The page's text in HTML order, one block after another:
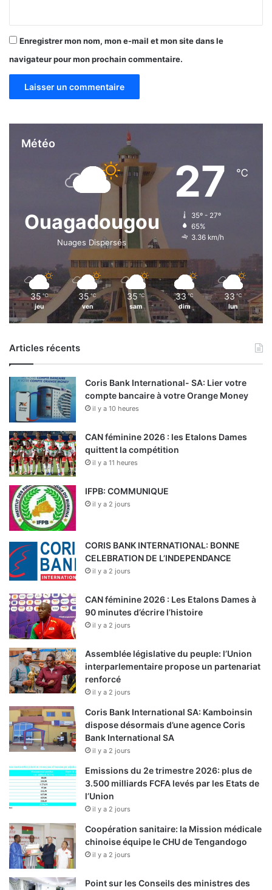
Enregistrer mon nom, mon e-mail et mon site dans le
navigateur pour mon prochain commentaire.
Météo
Ouagadougou
Nuages Dispersés
27 ℃
35º - 27º
65%
3.36 km/h
35 ℃
jeu
35 ℃
ven
35 ℃
sam
33 ℃
dim
33 ℃
lun
Articles récents
Coris Bank International- SA: Lier votre
compte bancaire à votre Orange Money
il y a 10 heures
CAN féminine 2026 : les Etalons Dames
quittent la compétition
il y a 11 heures
IFPB: COMMUNIQUE
il y a 2 jours
CORIS BANK INTERNATIONAL: BONNE
CELEBRATION DE L’INDEPENDANCE
il y a 2 jours
CAN féminine 2026 : Les Etalons Dames à
90 minutes d’écrire l’histoire
il y a 2 jours
Assemblée législative du peuple: l’Union
interparlementaire propose un partenariat
renforcé
il y a 2 jours
Coris Bank International SA: Kamboinsin
dispose désormais d’une agence Coris
Bank International SA
il y a 2 jours
Emissions du 2e trimestre 2026: plus de
3.500 milliards FCFA levés par les Etats de
l’Union
il y a 2 jours
Coopération sanitaire: la Mission médicale
chinoise équipe le CHU de Tengandogo
il y a 2 jours
Point sur les Conseils des ministres des